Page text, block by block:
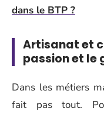
dans le BTP ?
Artisanat et
passion et le
Dans les métiers
fait pas tout.